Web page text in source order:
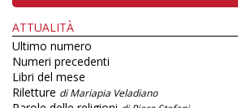
ATTUALITÀ
Ultimo numero
Numeri precedenti
Libri del mese
Riletture di Mariapia Veladiano